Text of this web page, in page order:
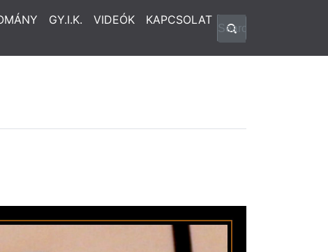
GY.I.K. VIDEÓK KAPCSOLAT